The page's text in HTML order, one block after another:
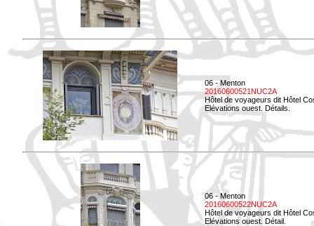
06 - Menton
20160600521NUC2A
Hôtel de voyageurs dit Hôtel
Elévations ouest. Détails.
06 - Menton
20160600522NUC2A
Hôtel de voyageurs dit Hôtel
Elévations ouest. Détail.